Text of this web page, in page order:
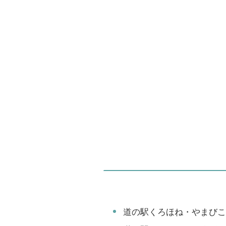
道の駅くろほね・やまび